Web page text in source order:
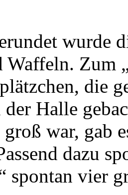
wurde
Waffeln. Zum
die
Halle
war, gab
dazu
spontan vier